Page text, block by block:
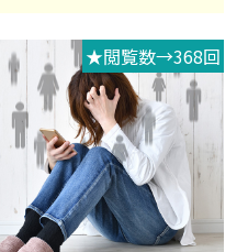
★閲覧数→368回